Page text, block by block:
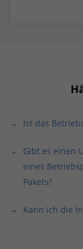
Ist das
Gibt es einen
eines
Pakets?
Kann ich die